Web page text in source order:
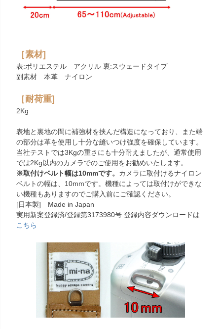
［素材]
表:ポリエステル アクリル 裏:スウェードタイプ
副素材 本革 ナイロン
［耐荷重]
2Kg
表地と裏地の間に補強材を挟んだ構造になっており、また端
の部分は革を使用し十分な縫いつけ強度を確保しています。
当社テストでは3Kgの重さにも十分耐えましたが、通常使用
では2Kg以内のカメラでのご使用をお勧めいたします。
※取付けベルト幅は10mmです。 カメラに取付けるナイロン
ベルトの幅は、10mmです。機種によっては取付けができな
い機種もありますのでご購入前にご確認ください。
[日本製] Made in Japan
実用新案登録済/登録第3173980号 登録内容ダウンロードは
こちら